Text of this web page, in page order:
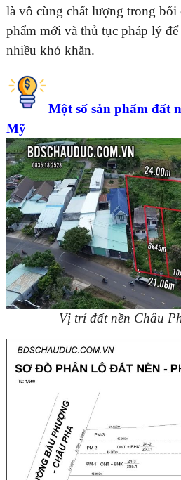
là vô cùng chất lượng trong bối
phẩm mới và thủ tục pháp lý
nhiều khó khăn.
Một số sản phẩm đất
Mỹ
Vị trí đất nền Châu